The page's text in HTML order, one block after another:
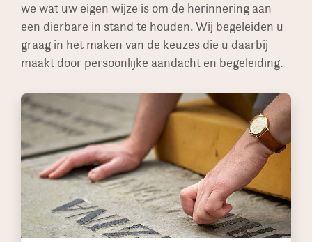
we wat uw eigen wijze is om de herinnering aan
een dierbare in stand te houden. Wij begeleiden u
graag in het maken van de keuzes die u daarbij
maakt door persoonlijke aandacht en begeleiding.